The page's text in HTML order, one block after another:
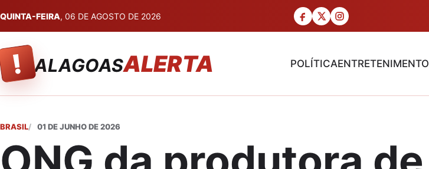
QUINTA-FEIRA, 06 DE AGOSTO DE 2026
! ALAGOASALERTA POLÍTICAENTRETENIMENTO
BRASIL 01 DE JUNHO DE 2026